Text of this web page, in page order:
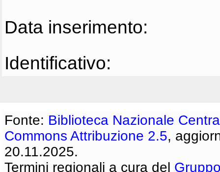
Data inserimento:
Identificativo:
Fonte: Biblioteca Nazionale
Commons Attribuzione 2.5,
20.11.2025.
Termini regionali a cura del